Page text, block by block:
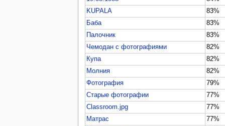
KUPALA
83%
Баба
83%
Палочник
83%
Чемодан с фотографиями
82%
Купа
82%
Молния
82%
Фотография
79%
Старые фотографии
77%
Classroom.jpg
77%
Матрас
77%